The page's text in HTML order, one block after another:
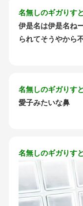
名無しのギガりすと
伊是名は伊是名ね
られてそうやから
名無しのギガりすと
愛子みたいな鼻
名無しのギガりすと